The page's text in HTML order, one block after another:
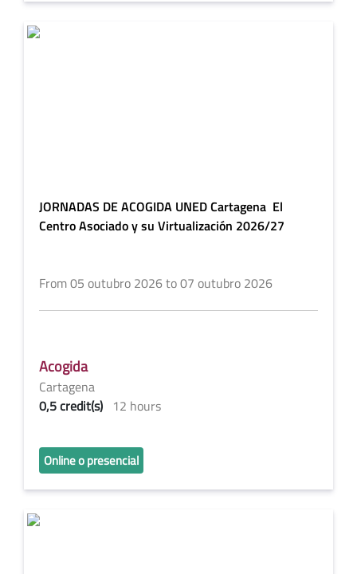
JORNADAS DE ACOGIDA UNED Cartagena El
Centro Asociado y su Virtualización 2026/27
From 05 outubro 2026 to 07 outubro 2026
Acogida
Cartagena
0,5 credit(s) 12 hours
Online o presencial